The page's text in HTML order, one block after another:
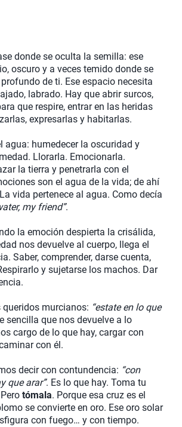
donde se oculta la semilla: ese
oscuro y a veces temido donde se
de ti. Ese espacio necesita
labrado. Hay que abrir surcos,
que respire, entrar en las heridas
expresarlas y habitarlas.
agua: humedecer la oscuridad y
Llorarla. Emocionarla.
la tierra y penetrarla con el
son el agua de la vida; de ahí
vida pertenece al agua. Como decía
my friend”.
la emoción despierta la crisálida,
nos devuelve al cuerpo, llega el
Saber, comprender, darse cuenta,
y sujetarse los machos. Dar
murcianos: “estate en lo que
sencilla que nos devuelve a lo
cargo de lo que hay, cargar con
con él.
decir con contundencia: “con
que arar”. Es lo que hay. Toma tu
tómala. Porque esa cruz es el
se convierte en oro. Ese oro solar
con fuego… y con tiempo.